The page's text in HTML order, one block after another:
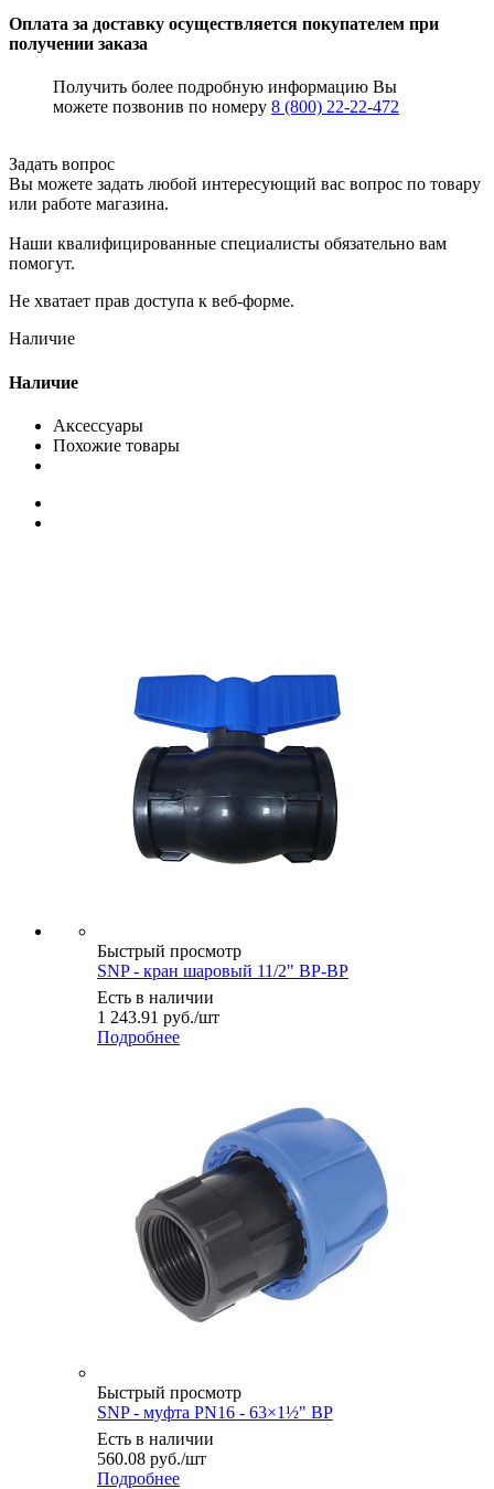
Оплата за доставку осуществляется покупателем при
получении заказа
Получить более подробную информацию Вы
можете позвонив по номеру 8 (800) 22-22-472
Задать вопрос
Вы можете задать любой интересующий вас вопрос по товару
или работе магазина.
Наши квалифицированные специалисты обязательно вам
помогут.
Не хватает прав доступа к веб-форме.
Наличие
Наличие
Аксессуары
Похожие товары
Быстрый просмотр
SNP - кран шаровый 11/2" ВР-ВР
Есть в наличии
1 243.91 руб./шт
Подробнее
Быстрый просмотр
SNP - муфта PN16 - 63×1½" ВР
Есть в наличии
560.08 руб./шт
Подробнее